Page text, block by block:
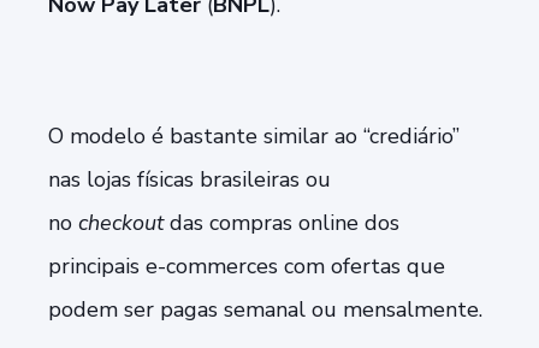
O modelo é bastante similar ao “crediário”
nas lojas físicas brasileiras ou
no checkout das compras online dos
principais e-commerces com ofertas que
podem ser pagas semanal ou mensalmente.